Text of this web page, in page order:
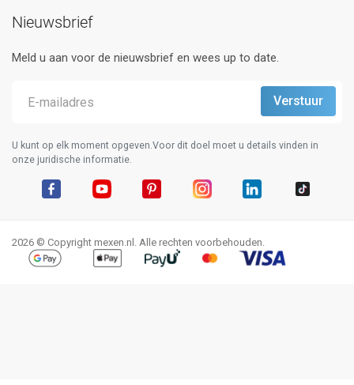
Nieuwsbrief
Meld u aan voor de nieuwsbrief en wees up to date.
U kunt op elk moment opgeven.Voor dit doel moet u details vinden in
onze juridische informatie.
2026 © Copyright mexen.nl. Alle rechten voorbehouden.